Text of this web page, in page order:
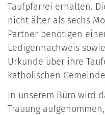
Taufpfarrei erhalten.
nicht älter als sechs
Partner benötigen
Ledigennachweis
Urkunde über ihre
katholischen
In unserem Büro wird
Trauung